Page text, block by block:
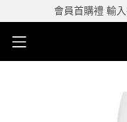
會員首購禮 輸